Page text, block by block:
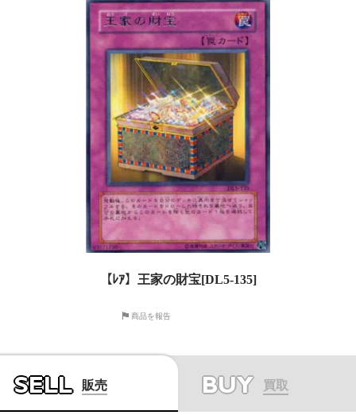
【ﾚｱ】王家の財宝[DL5-135]
商品を報告
SELL 販売 BUY 買取